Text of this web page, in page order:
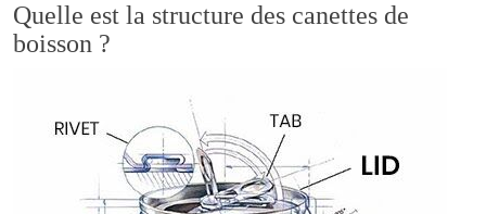
Quelle est la structure des canettes de
boisson ?